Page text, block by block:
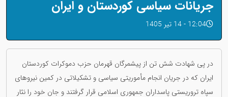
جریانات سیاسی کوردستان و ایران
12:04 - 14 تیر 1405
در پی شهادت شش تن از پیشمرگان قهرمان حزب دموکرات کوردستان
ایران که در جریان انجام مأموریتی سیاسی و تشکیلاتی در کمین نیروهای
سپاه تروریستی پاسداران جمهوری اسلامی قرار گرفتند و جان خود را نثار